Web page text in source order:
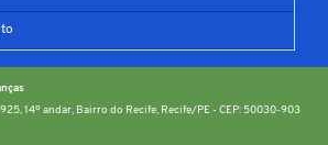
14º andar, Bairro do Recife, Recife/PE - CEP: 50030-903